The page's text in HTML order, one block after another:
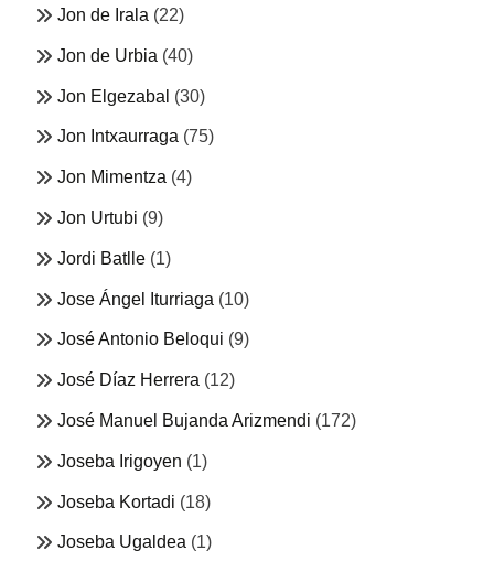
Jon de Irala (22)
Jon de Urbia (40)
Jon Elgezabal (30)
Jon Intxaurraga (75)
Jon Mimentza (4)
Jon Urtubi (9)
Jordi Batlle (1)
Jose Ángel Iturriaga (10)
José Antonio Beloqui (9)
José Díaz Herrera (12)
José Manuel Bujanda Arizmendi (172)
Joseba Irigoyen (1)
Joseba Kortadi (18)
Joseba Ugaldea (1)